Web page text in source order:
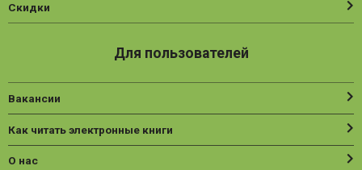
Скидки
Для пользователей
Вакансии
Как читать электронные книги
О нас